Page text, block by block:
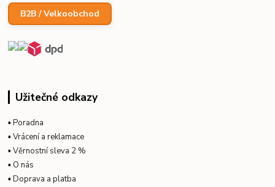
B2B / Velkoobchod
Užitečné odkazy
▪Poradna
▪Vrácení a reklamace
▪Věrnostní sleva 2 %
▪ O nás
▪Doprava a platba